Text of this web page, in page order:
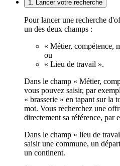
1. Lancer votre recherche
Pour lancer une recherche
un des deux champs :
« Métier, compétence,
ou
« Lieu de travail ».
Dans le champ « Métier,
vous pouvez saisir, par
« brasserie » en tapant sur la
mot. Vous recherchez une
directement sa référence, par
Dans le champ « lieu de
saisir une commune, un
un continent.